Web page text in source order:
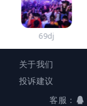
69dj
关于我们
投诉建议
客服：